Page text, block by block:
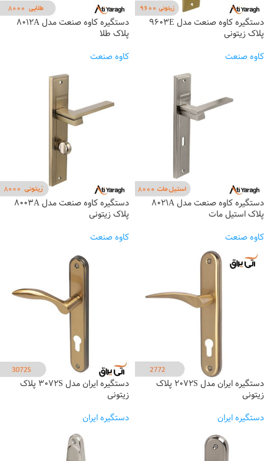
دستگیره کاوه صنعت مدل 9603E
پلاک زیتونی
کاوه صنعت
دستگیره کاوه صنعت مدل 8012A
پلاک طلا
کاوه صنعت
دستگیره کاوه صنعت مدل 8021A
پلاک استیل مات
کاوه صنعت
دستگیره کاوه صنعت مدل 8003A
پلاک زیتونی
کاوه صنعت
دستگیره ایران مدل 2072S پلاک
زیتونی
دستگیره ایران
دستگیره ایران مدل 3072S پلاک
زیتونی
دستگیره ایران